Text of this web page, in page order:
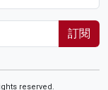
訂閱
reserved.